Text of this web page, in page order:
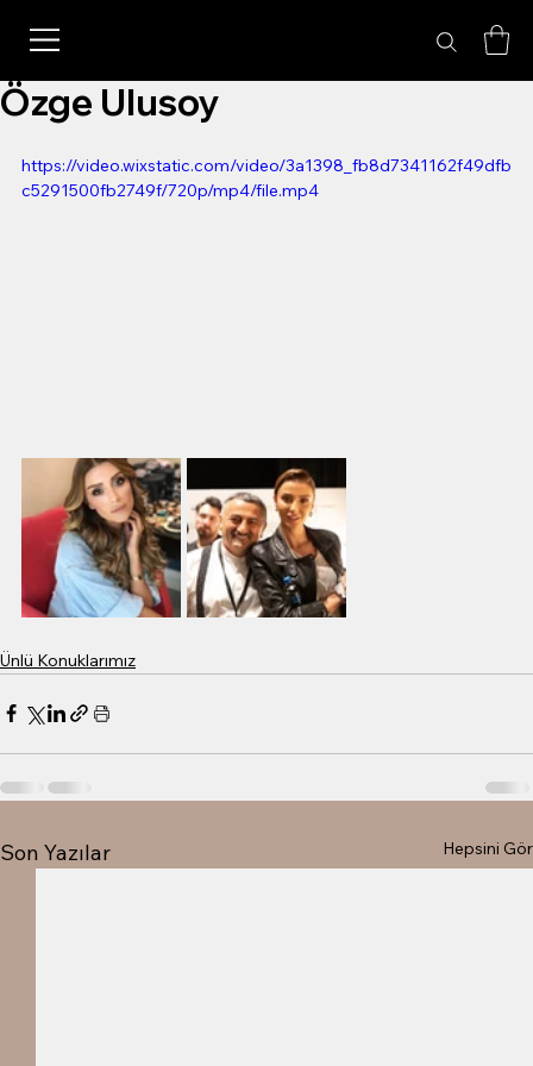
Özge Ulusoy
https://video.wixstatic.com/video/3a1398_fb8d7341162f49dfb
c5291500fb2749f/720p/mp4/file.mp4
Ünlü Konuklarımız
Son Yazılar Hepsini Gör